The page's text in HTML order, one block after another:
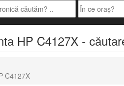
HP C4127X -
C4127X